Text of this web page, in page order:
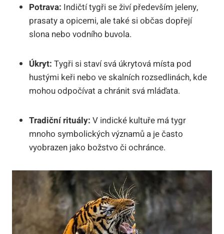
Potrava: Indičtí tygři se živí především jeleny,
prasaty a opicemi, ale také si občas dopřejí
slona nebo vodního buvola.
Úkryt: Tygři si staví svá úkrytová místa pod
hustými keři nebo ve skalních rozsedlinách, kde
mohou odpočívat a chránit svá mláďata.
Tradiční rituály: V indické kultuře má tygr
mnoho symbolických významů a je často
vyobrazen jako božstvo či ochránce.